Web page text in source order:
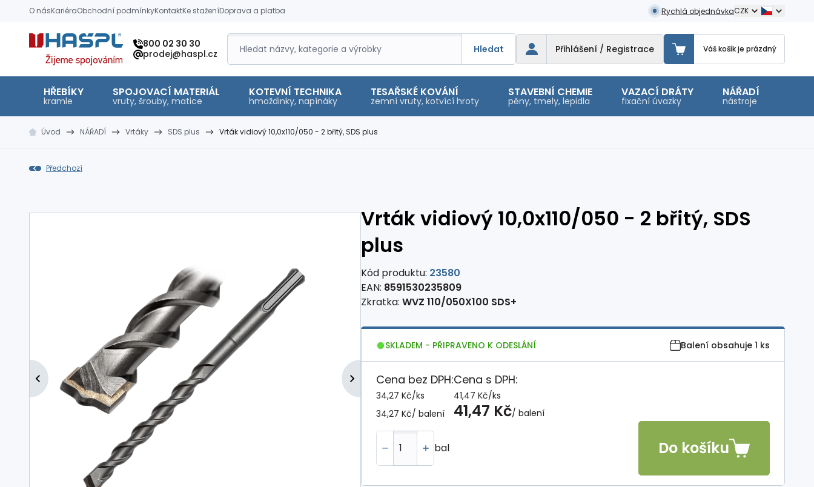
O násKariéraObchodní podmínkyKontaktKe staženíDoprava a platba Rychlá objednávkaCZK
Hašpl
800 02 30 30
prodej@haspl.cz
Hledat Přihlášení / Registrace Váš košík je prázdný
HŘEBÍKY
kramle
SPOJOVACÍ MATERIÁL
vruty, šrouby, matice
KOTEVNÍ TECHNIKA
hmoždinky, napínáky
TESAŘSKÉ KOVÁNÍ
zemní vruty, kotvící hroty
STAVEBNÍ CHEMIE
pěny, tmely, lepidla
VAZACÍ DRÁTY
fixační úvazky
NÁŘADÍ
nástroje
Úvod NÁŘADÍ Vrtáky SDS plus Vrták vidiový 10,0x110/050 - 2 břitý, SDS plus
Předchozí
Vrták vidiový 10,0x110/050 - 2 břitý, SDS
plus
Kód produktu: 23580
EAN: 8591530235809
Zkratka: WVZ 110/050X100 SDS+
SKLADEM - PŘIPRAVENO K ODESLÁNÍ Balení obsahuje 1 ks
Cena bez DPH:
34,27 Kč/ks
34,27 Kč/ balení
Cena s DPH:
41,47 Kč/ks
41,47 Kč/ balení
bal Do košíku